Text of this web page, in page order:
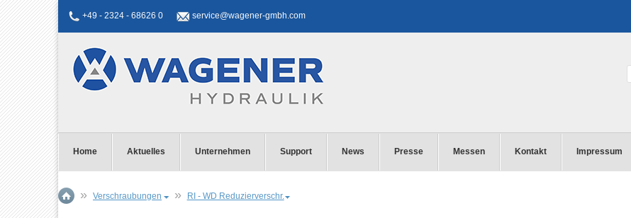
+49 - 2324 - 68626 0 service@wagener-gmbh.com
Home Aktuelles Unternehmen Support News Presse Messen Kontakt Impressum
Verschraubungen RI - WD Reduzierverschr.